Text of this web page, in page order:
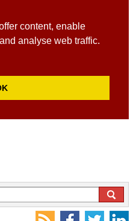
content, enable
analyse web traffic.